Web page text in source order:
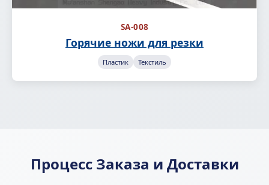
SA-008
Горячие ножи для резки
Пластик Текстиль
Процесс Заказа и Доставки